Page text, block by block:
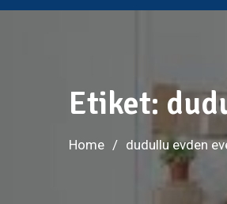
Etiket:
Home dudullu evden